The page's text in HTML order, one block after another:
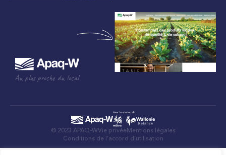
Au plus proche du local
© 2023 APAQ-WVie privée Mentions légales
Conditions de l’accord d’utilisation